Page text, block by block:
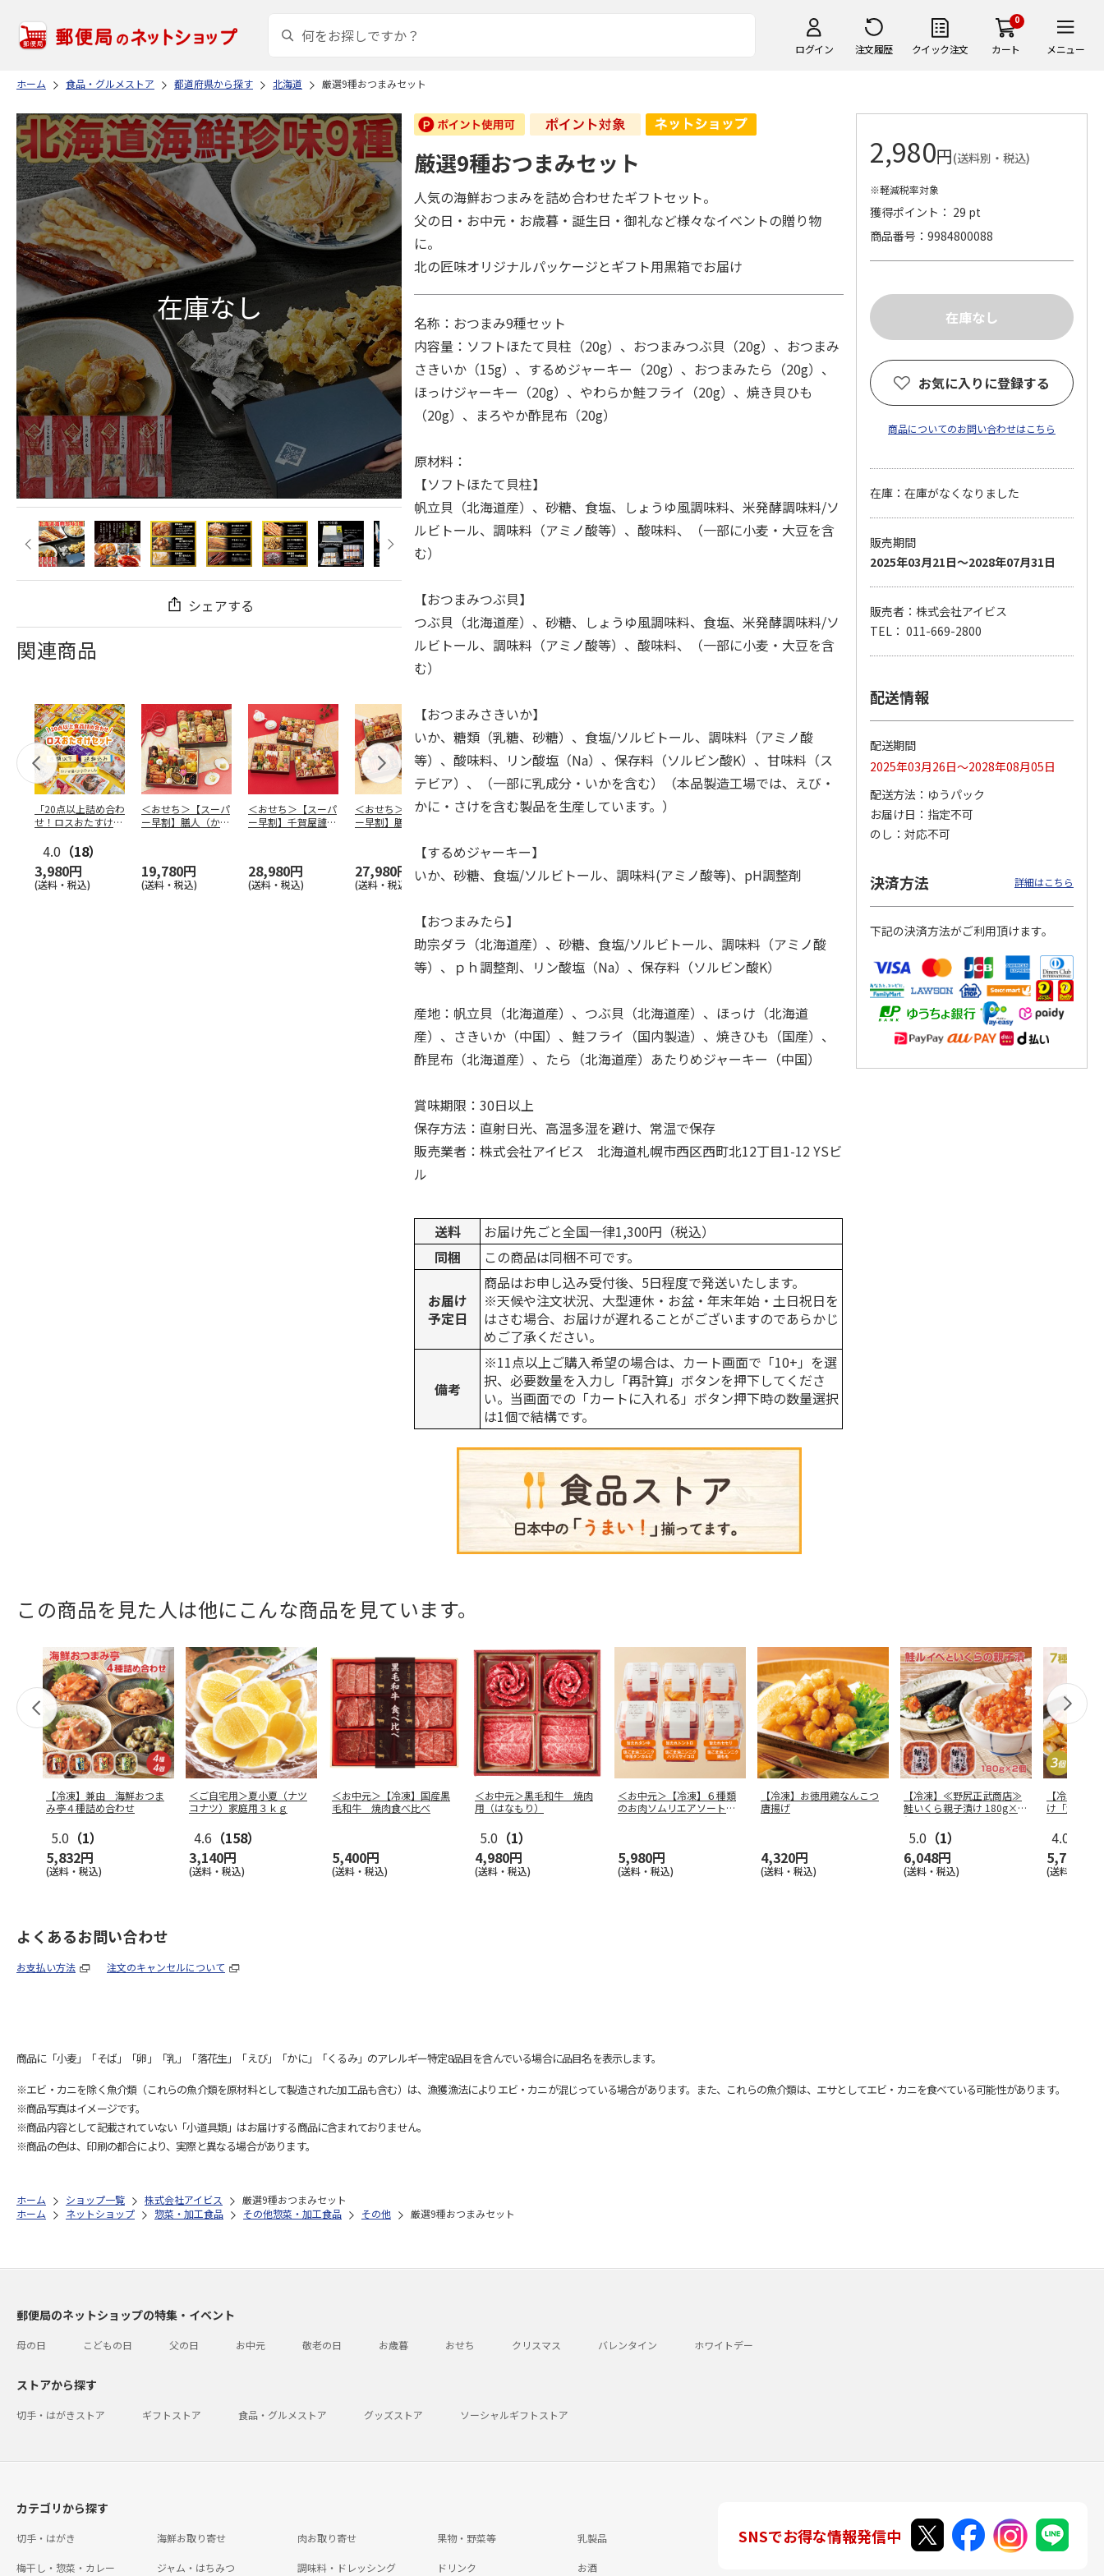
ログイン 注文履歴 クイック注文
0
カート メニュー
ホーム 食品・グルメストア 都道府県から探す 北海道 厳選9種おつまみセット
シェアする
関連商品
「20点以上詰め合わ
せ！ロスおたすけセ
4.0 （18）
3,980円
(送料・税込)
＜おせち＞【スーパ
ー早割】膳人（かし
19,780円
(送料・税込)
＜おせち＞【スーパ
ー早割】千賀屋謹
28,980円
(送料・税込)
＜おせち＞【スーパ
ー早割】膳人（かし
27,980円
(送料・税込)
＜おせち＞【冷凍】
膳
15,000円
(送料・税込)
＜おせち＞【冷凍】
22,180円
(送料・税込)
22,700円
(送料・税込)
20,300円
(送料・税込)
＜おせち＞【冷凍】
おせち早割 札幌市
中央卸売市場発 北
27,000円
(送料・税込) (送料・税込)
厳選9種おつまみセット
人気の海鮮おつまみを詰め合わせたギフトセット。
父の日・お中元・お歳暮・誕生日・御礼など様々なイベントの贈り物
に。
北の匠味オリジナルパッケージとギフト用黒箱でお届け
名称：おつまみ9種セット
内容量：ソフトほたて貝柱（20g）、おつまみつぶ貝（20g）、おつまみ
さきいか（15g）、するめジャーキー（20g）、おつまみたら（20g）、
ほっけジャーキー（20g）、やわらか鮭フライ（20g）、焼き貝ひも
（20g）、まろやか酢昆布（20g）
原材料：
【ソフトほたて貝柱】
帆立貝（北海道産）、砂糖、食塩、しょうゆ風調味料、米発酵調味料/ソ
ルビトール、調味料（アミノ酸等）、酸味料、（一部に小麦・大豆を含
む）
【おつまみつぶ貝】
つぶ貝（北海道産）、砂糖、しょうゆ風調味料、食塩、米発酵調味料/ソ
ルビトール、調味料（アミノ酸等）、酸味料、（一部に小麦・大豆を含
む）
【おつまみさきいか】
いか、糖類（乳糖、砂糖）、食塩/ソルビトール、調味料（アミノ酸
等）、酸味料、リン酸塩（Na）、保存料（ソルビン酸K）、甘味料（ス
テビア）、（一部に乳成分・いかを含む）（本品製造工場では、えび・
かに・さけを含む製品を生産しています。）
【するめジャーキー】
いか、砂糖、食塩/ソルビトール、調味料(アミノ酸等)、pH調整剤
【おつまみたら】
助宗ダラ（北海道産）、砂糖、食塩/ソルビトール、調味料（アミノ酸
等）、ｐｈ調整剤、リン酸塩（Na）、保存料（ソルビン酸K）
産地：帆立貝（北海道産）、つぶ貝（北海道産）、ほっけ（北海道
産）、さきいか（中国）、鮭フライ（国内製造）、焼きひも（国産）、
酢昆布（北海道産）、たら（北海道産）あたりめジャーキー（中国）
賞味期限：30日以上
保存方法：直射日光、高温多湿を避け、常温で保存
販売業者：株式会社アイビス 北海道札幌市西区西町北12丁目1-12 YSビ
ル
送料
お届け先ごと全国一律1,300円（税込）
同梱
この商品は同梱不可です。
お届け
予定日
商品はお申し込み受付後、5日程度で発送いたします。
※天候や注文状況、大型連休・お盆・年末年始・土日祝日を
はさむ場合、お届けが遅れることがございますのであらかじ
めご了承ください。
備考
※11点以上ご購入希望の場合は、カート画面で「10+」を選
択、必要数量を入力し「再計算」ボタンを押下してくださ
い。当画面での「カートに入れる」ボタン押下時の数量選択
は1個で結構です。
2,980円(送料別・税込)
※軽減税率対象
獲得ポイント： 29 pt
商品番号
9984800088
お気に入りに登録する
商品についてのお問い合わせはこちら
在庫：在庫がなくなりました
販売期間
2025年03月21日～2028年07月31日
販売者：株式会社アイビス
TEL： 011-669-2800
配送情報
配送期間
2025年03月26日～2028年08月05日
配送方法
ゆうパック
お届け日
指定不可
のし
対応不可
決済方法 詳細はこちら
下記の決済方法がご利用頂けます。
この商品を見た人は他にこんな商品を見ています。
【冷凍】兼由 海鮮おつま
み亭４種詰め合わせ
5.0 （1）
5,832円
(送料・税込)
＜ご自宅用＞夏小夏（ナツ
コナツ）家庭用３ｋｇ
4.6 （158）
3,140円
(送料・税込)
＜お中元＞【冷凍】国産黒
毛和牛 焼肉食べ比べ
5,400円
(送料・税込)
＜お中元＞黒毛和牛 焼肉
用（はなもり）
5.0 （1）
4,980円
(送料・税込)
＜お中元＞【冷凍】６種類
のお肉ソムリエアソートＢ
5,980円
(送料・税込)
【冷凍】お徳用鶏なんこつ
唐揚げ
4,320円
(送料・税込)
【冷凍】≪野尻正武商店≫
鮭いくら親子漬け 180g×2
個
5.0 （1）
6,048円
(送料・税込)
【冷凍】７
け「湊」 (
4.0
5,724円
(送料・税込)
よくあるお問い合わせ
お支払い方法 注文のキャンセルについて
商品に「小麦」「そば」「卵」「乳」「落花生」「えび」「かに」「くるみ」のアレルギー特定8品目を含んでいる場合に品目名を表示します。
※エビ・カニを除く魚介類（これらの魚介類を原材料として製造された加工品も含む）は、漁獲漁法によりエビ・カニが混じっている場合があります。また、これらの魚介類は、エサとしてエビ・カニを食べている可能性があります。
※商品写真はイメージです。
※商品内容として記載されていない「小道具類」はお届けする商品に含まれておりません。
※商品の色は、印刷の都合により、実際と異なる場合があります。
ホーム ショップ一覧 株式会社アイビス
厳選9種おつまみセット
ホーム
ネットショップ 惣菜・加工食品 その他惣菜・加工食品 その他 厳選9種おつまみセット
郵便局のネットショップの特集・イベント
母の日 こどもの日 父の日 お中元 敬老の日 お歳暮 おせち クリスマス バレンタイン ホワイトデー
ストアから探す
切手・はがきストア ギフトストア 食品・グルメストア グッズストア ソーシャルギフトストア
カテゴリから探す
切手・はがき 海鮮お取り寄せ 肉お取り寄せ 果物・野菜等 乳製品
梅干し・惣菜・カレー ジャム・はちみつ 調味料・ドレッシング ドリンク お酒
SNSでお得な情報発信中